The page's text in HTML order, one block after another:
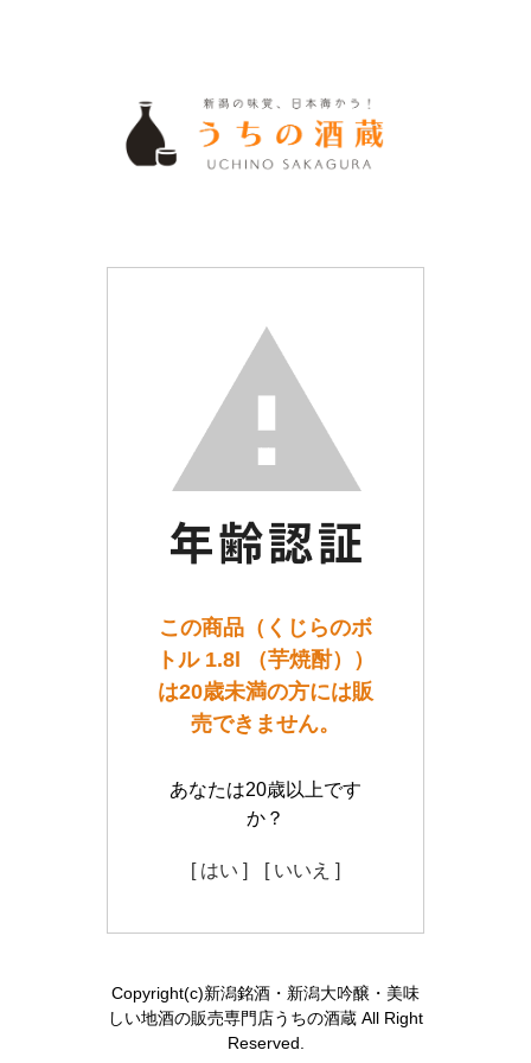
この商品（くじらのボ
トル 1.8l （芋焼酎））
は20歳未満の方には販
売できません。
あなたは20歳以上です
か？
[ はい ] [ いいえ ]
Copyright(c)新潟銘酒・新潟大吟醸・美味
しい地酒の販売専門店うちの酒蔵 All Right
Reserved.